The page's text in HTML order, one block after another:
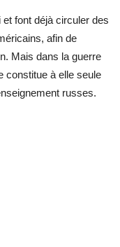
font déjà circuler des
afin de
Mais dans la guerre
constitue à elle seule
russes.